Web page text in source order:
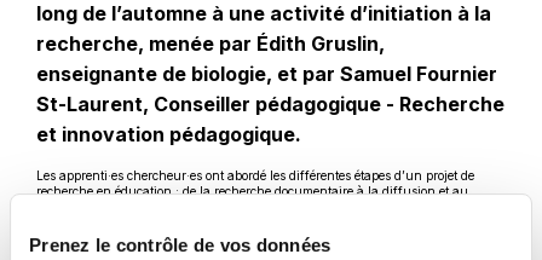
Prenez le contrôle de vos données
long de l’automne à une activité d’initiation à la
recherche, menée par Édith Gruslin,
enseignante de biologie, et par Samuel Fournier
St-Laurent, Conseiller pédagogique - Recherche
et innovation pédagogique.
Les apprenti·es chercheur·es ont abordé les différentes étapes d’un projet de
recherche en éducation : de la recherche documentaire à la diffusion et au
Leur engagement se poursuit maintenant au sein du projet de recherche Réalité